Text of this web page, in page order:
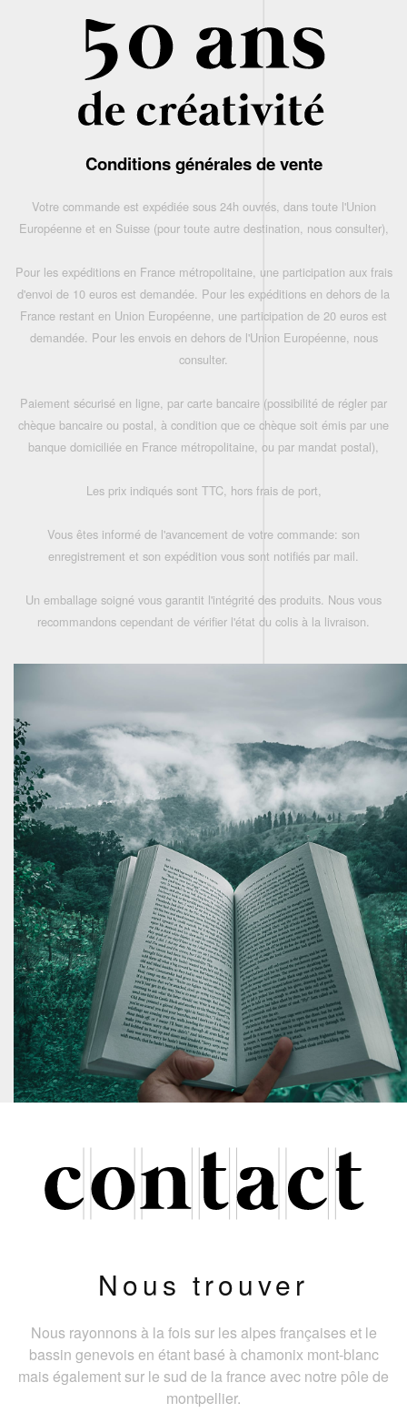
Conditions générales de vente
Votre commande est expédiée sous 24h ouvrés, dans toute l'Union
Européenne et en Suisse (pour toute autre destination, nous consulter),
Pour les expéditions en France métropolitaine, une participation aux frais
d'envoi de 10 euros est demandée. Pour les expéditions en dehors de la
France restant en Union Européenne, une participation de 20 euros est
demandée. Pour les envois en dehors de l'Union Européenne, nous
consulter.
Paiement sécurisé en ligne, par carte bancaire (possibilité de régler par
chèque bancaire ou postal, à condition que ce chèque soit émis par une
banque domiciliée en France métropolitaine, ou par mandat postal),
Les prix indiqués sont TTC, hors frais de port,
Vous êtes informé de l'avancement de votre commande: son
enregistrement et son expédition vous sont notifiés par mail.
Un emballage soigné vous garantit l'intégrité des produits. Nous vous
recommandons cependant de vérifier l'état du colis à la livraison.
Nous trouver
Nous rayonnons à la fois sur les alpes françaises et le
bassin genevois en étant basé à chamonix mont-blanc
mais également sur le sud de la france avec notre pôle de
montpellier.